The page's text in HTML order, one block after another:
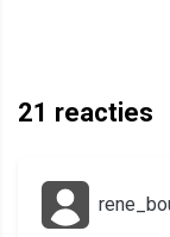
21 reacties